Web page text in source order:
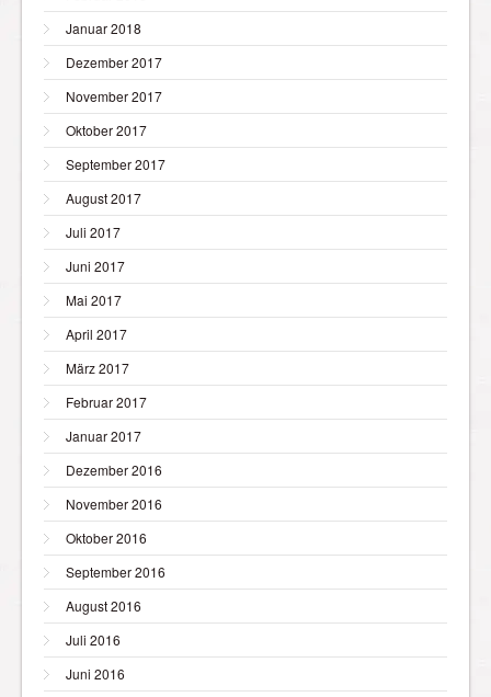
Januar 2018
Dezember 2017
November 2017
Oktober 2017
September 2017
August 2017
Juli 2017
Juni 2017
Mai 2017
April 2017
März 2017
Februar 2017
Januar 2017
Dezember 2016
November 2016
Oktober 2016
September 2016
August 2016
Juli 2016
Juni 2016